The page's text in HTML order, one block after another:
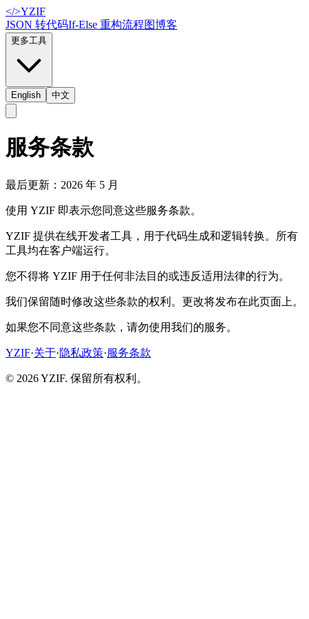
</>YZIF
JSON 转代码If-Else 重构流程图博客
更多工具
English 中文
服务条款
最后更新：2026 年 5 月
使用 YZIF 即表示您同意这些服务条款。
YZIF 提供在线开发者工具，用于代码生成和逻辑转换。所有
工具均在客户端运行。
您不得将 YZIF 用于任何非法目的或违反适用法律的行为。
我们保留随时修改这些条款的权利。更改将发布在此页面上。
如果您不同意这些条款，请勿使用我们的服务。
YZIF·关于·隐私政策·服务条款
© 2026 YZIF. 保留所有权利。